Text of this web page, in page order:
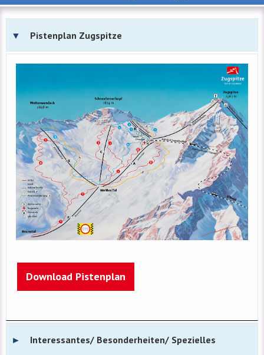
Pistenplan Zugspitze
Download Pistenplan
Interessantes/ Besonderheiten/ Spezielles